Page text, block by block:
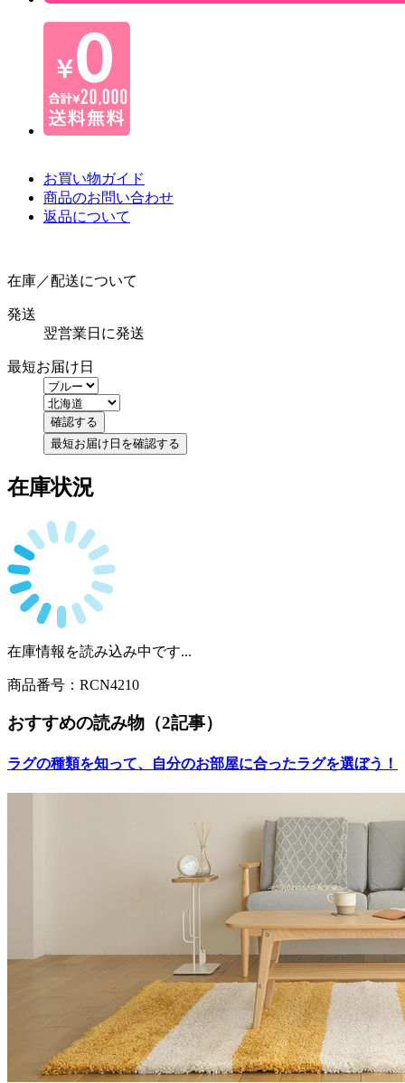
お買い物ガイド
商品のお問い合わせ
返品について
在庫／配送について
発送
翌営業日に発送
最短お届け日
在庫状況
在庫情報を読み込み中です...
商品番号：RCN4210
おすすめの読み物（2記事）
ラグの種類を知って、自分のお部屋に合ったラグを選ぼう！